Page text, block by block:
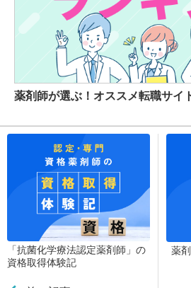
薬剤師が選ぶ！オススメ転職サイ
「抗菌化学療法認定薬剤師」の
資格取得体験記
薬